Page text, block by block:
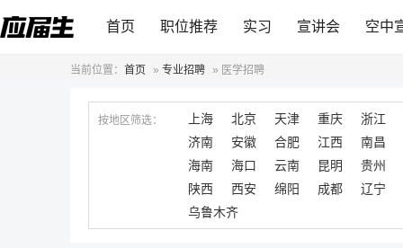
首页 职位推荐 实习 宣讲会 空中
当前位置： 首页 » 专业招聘 » 医学招聘
按地区筛选： 上海 北京 天津 重庆
浙江
济南
安徽 合肥 江西
南昌
海南
海口 云南 昆明
贵州
陕西
西安 绵阳 成都
辽宁
乌鲁木齐